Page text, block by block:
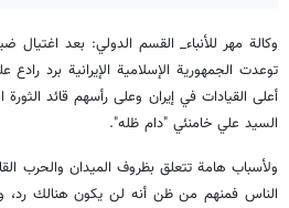
وكالة مهر للأنباء_ القسم الدولي: بعد
توعدت الجمهورية الإسلامية الإيرانية برد
أعلى القيادات في إيران وعلى رأسهم قائد الثورة
السيد علي خامنئي "دام ظله".
ولأسباب هامة تتعلق بظروف الميدان والحرب
الناس فمنهم من ظن أنه لن يكون هنالك رد،